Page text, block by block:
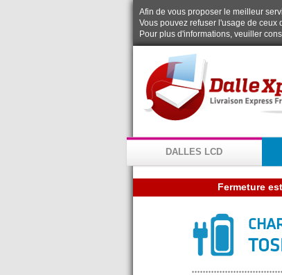
Afin de vous proposer le meilleur
Vous pouvez refuser l'usage de
Pour plus d'informations, veuiller
DALLES LCD